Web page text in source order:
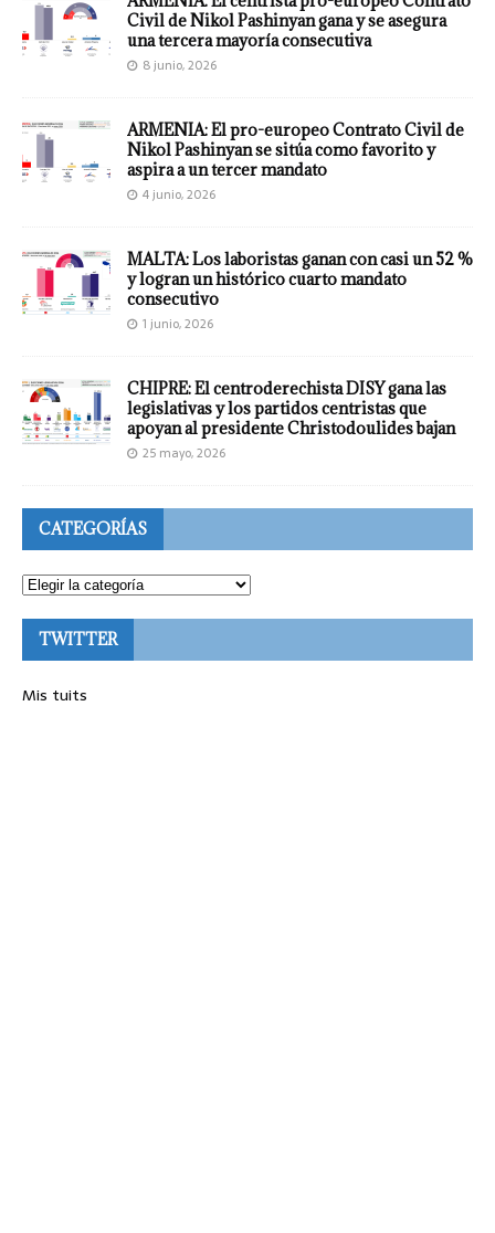
Civil de Nikol Pashinyan gana y se asegura
una tercera mayoría consecutiva
8 junio, 2026
ARMENIA: El pro-europeo Contrato Civil de
Nikol Pashinyan se sitúa como favorito y
aspira a un tercer mandato
4 junio, 2026
MALTA: Los laboristas ganan con casi un 52 %
y logran un histórico cuarto mandato
consecutivo
1 junio, 2026
CHIPRE: El centroderechista DISY gana las
legislativas y los partidos centristas que
apoyan al presidente Christodoulides bajan
25 mayo, 2026
CATEGORÍAS
TWITTER
Mis tuits